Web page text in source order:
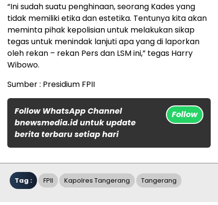
“Ini sudah suatu penghinaan, seorang Kades yang
tidak memiliki etika dan estetika. Tentunya kita akan
meminta pihak kepolisian untuk melakukan sikap
tegas untuk menindak lanjuti apa yang di laporkan
oleh rekan – rekan Pers dan LSM ini,” tegas Harry
Wibowo.
Sumber : Presidium FPII
Follow WhatsApp Channel
bnewsmedia.id untuk update
berita terbaru setiap hari
Follow
Tag : FPII Kapolres Tangerang Tangerang